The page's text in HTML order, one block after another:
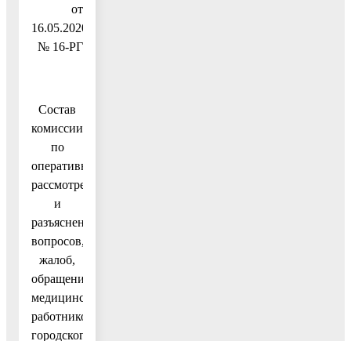
от
16.05.2020
№ 16-РГ
Состав
комиссии
по
оперативному
рассмотрению
и
разъяснению
вопросов,
жалоб,
обращений
медицинских
работников
городского